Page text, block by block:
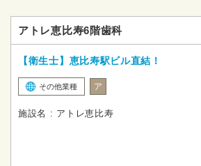
アトレ恵比寿6階歯科
【衛生士】恵比寿駅ビル直結！
その他業種 ア
施設名 : アトレ恵比寿